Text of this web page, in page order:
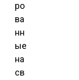
ро
ва
нн
ые
на
св